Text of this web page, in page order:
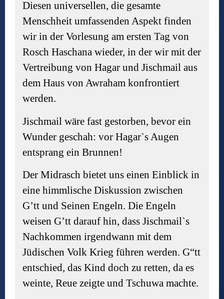
Diesen universellen, die gesamte
Menschheit umfassenden Aspekt finden
wir in der Vorlesung am ersten Tag von
Rosch Haschana wieder, in der wir mit der
Vertreibung von Hagar und Jischmail aus
dem Haus von Awraham konfrontiert
werden.
Jischmail wäre fast gestorben, bevor ein
Wunder geschah: vor Hagar`s Augen
entsprang ein Brunnen!
Der Midrasch bietet uns einen Einblick in
eine himmlische Diskussion zwischen
G’tt und Seinen Engeln. Die Engeln
weisen G’tt darauf hin, dass Jischmail`s
Nachkommen irgendwann mit dem
Jüdischen Volk Krieg führen werden. G“tt
entschied, das Kind doch zu retten, da es
weinte, Reue zeigte und Tschuwa machte.